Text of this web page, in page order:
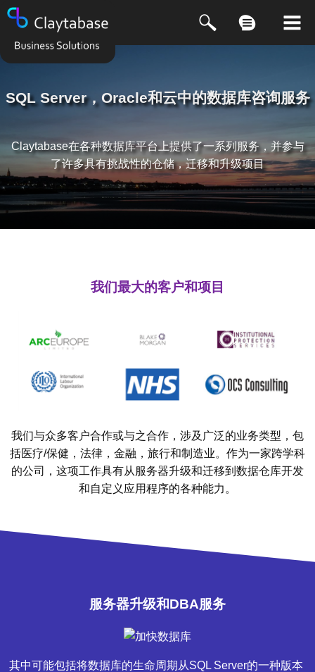
SQL Server，Oracle和云中的数据库咨询服务
Claytabase在各种数据库平台上提供了一系列服务，并参与
了许多具有挑战性的仓储，迁移和升级项目
我们最大的客户和项目
我们与众多客户合作或与之合作，涉及广泛的业务类型，包
括医疗/保健，法律，金融，旅行和制造业。作为一家跨学科
的公司，这项工作具有从服务器升级和迁移到数据仓库开发
和自定义应用程序的各种能力。
服务器升级和DBA服务
其中可能包括将数据库的生命周期从SQL Server的一种版本